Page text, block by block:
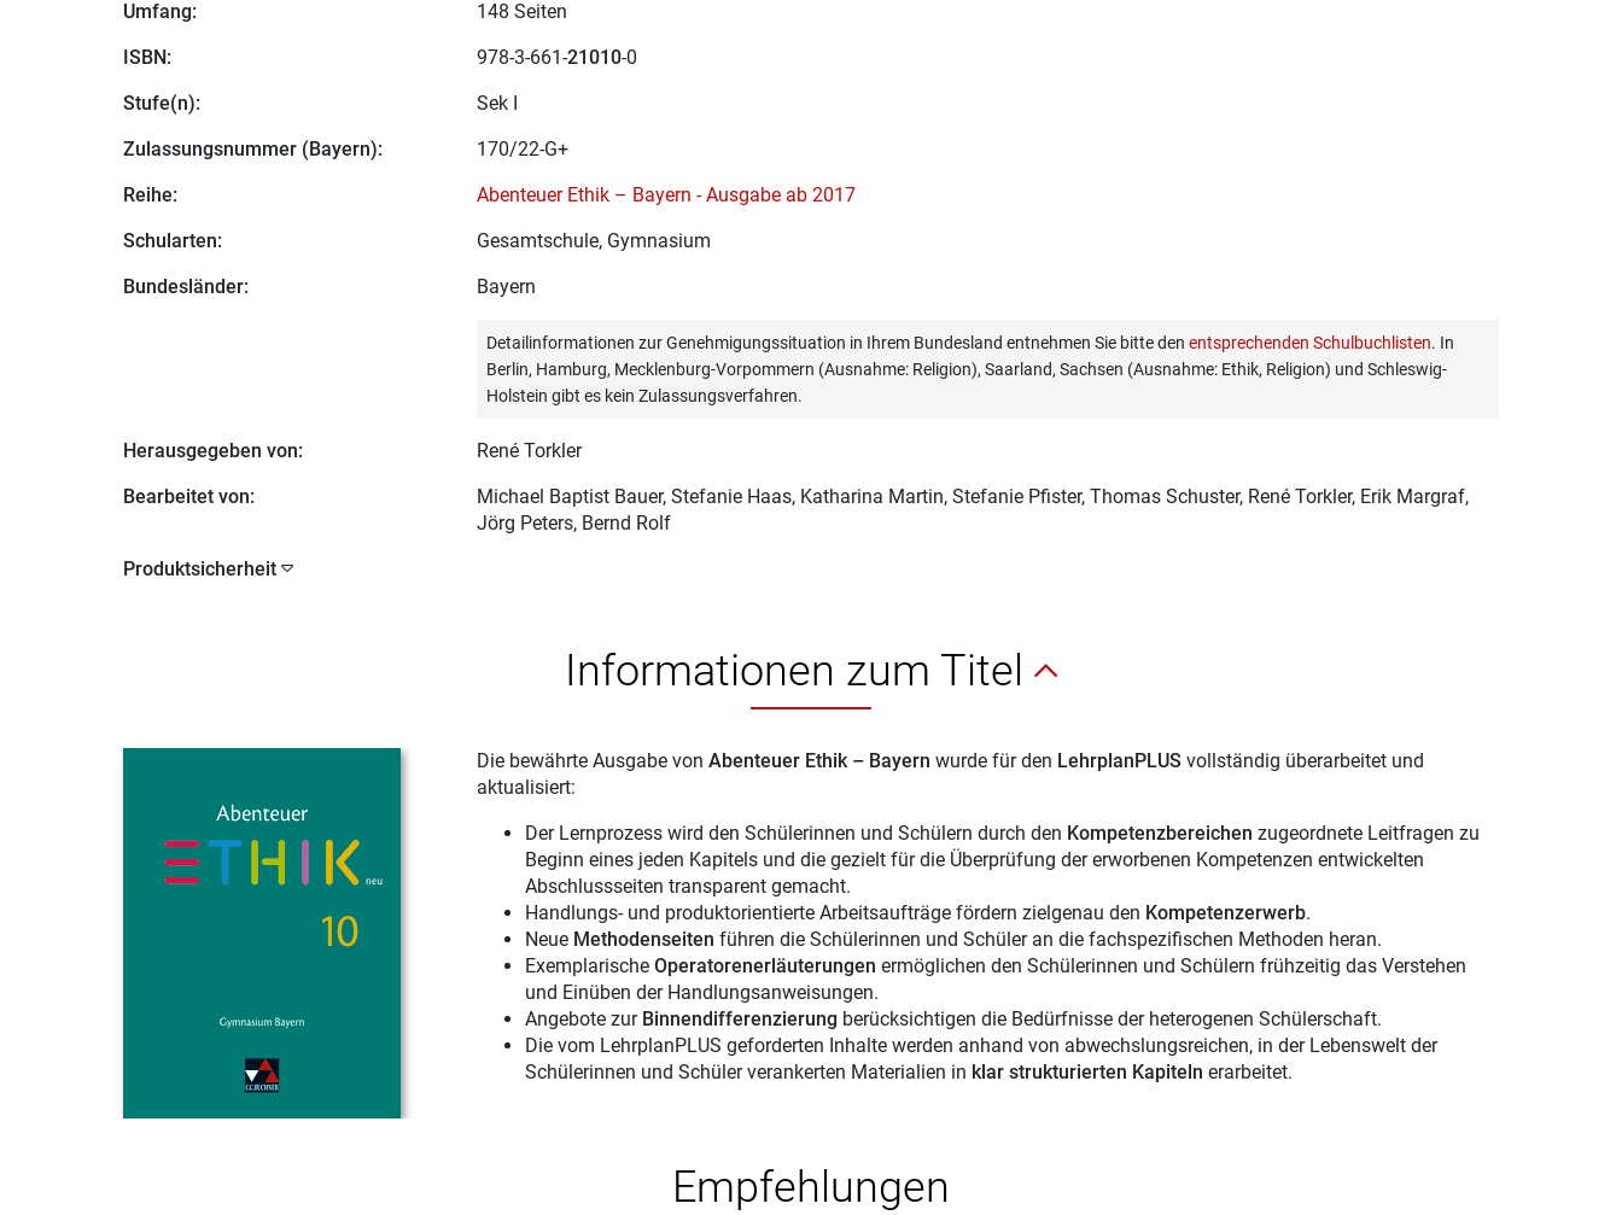
Umfang:
148 Seiten
ISBN:
978-3-661-21010-0
Stufe(n):
Sek I
Zulassungsnummer (Bayern):
170/22-G+
Reihe:
Abenteuer Ethik – Bayern - Ausgabe ab 2017
Schularten:
Gesamtschule, Gymnasium
Bundesländer:
Bayern
Detailinformationen zur Genehmigungssituation in Ihrem Bundesland entnehmen Sie bitte den entsprechenden Schulbuchlisten. In
Berlin, Hamburg, Mecklenburg-Vorpommern (Ausnahme: Religion), Saarland, Sachsen (Ausnahme: Ethik, Religion) und Schleswig-
Holstein gibt es kein Zulassungsverfahren.
Herausgegeben von:
René Torkler
Bearbeitet von:
Michael Baptist Bauer, Stefanie Haas, Katharina Martin, Stefanie Pfister, Thomas Schuster, René Torkler, Erik Margraf,
Jörg Peters, Bernd Rolf
Produktsicherheit
Informationen zum Titel
Die bewährte Ausgabe von Abenteuer Ethik – Bayern wurde für den LehrplanPLUS vollständig überarbeitet und
aktualisiert:
Der Lernprozess wird den Schülerinnen und Schülern durch den Kompetenzbereichen zugeordnete Leitfragen zu
Beginn eines jeden Kapitels und die gezielt für die Überprüfung der erworbenen Kompetenzen entwickelten
Abschlussseiten transparent gemacht.
Handlungs- und produktorientierte Arbeitsaufträge fördern zielgenau den Kompetenzerwerb.
Neue Methodenseiten führen die Schülerinnen und Schüler an die fachspezifischen Methoden heran.
Exemplarische Operatorenerläuterungen ermöglichen den Schülerinnen und Schülern frühzeitig das Verstehen
und Einüben der Handlungsanweisungen.
Angebote zur Binnendifferenzierung berücksichtigen die Bedürfnisse der heterogenen Schülerschaft.
Die vom LehrplanPLUS geforderten Inhalte werden anhand von abwechslungsreichen, in der Lebenswelt der
Schülerinnen und Schüler verankerten Materialien in klar strukturierten Kapiteln erarbeitet.
Empfehlungen